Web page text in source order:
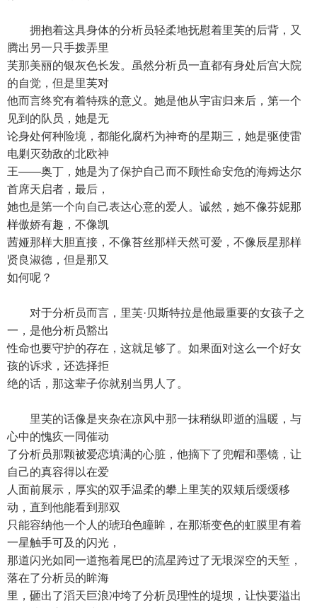
拥抱着这具身体的分析员轻柔地抚慰着里芙的后背，又
腾出另一只手拨弄里
芙那美丽的银灰色长发。虽然分析员一直都有身处后宫大院
的自觉，但是里芙对
他而言终究有着特殊的意义。她是他从宇宙归来后，第一个
见到的队员，她是无
论身处何种险境，都能化腐朽为神奇的星期三，她是驱使雷
电剿灭劲敌的北欧神
王——奥丁，她是为了保护自己而不顾性命安危的海姆达尔
首席天启者，最后，
她也是第一个向自己表达心意的爱人。诚然，她不像芬妮那
样傲娇有趣，不像凯
茜娅那样大胆直接，不像苔丝那样天然可爱，不像辰星那样
贤良淑德，但是那又
如何呢？
对于分析员而言，里芙·贝斯特拉是他最重要的女孩子之
一，是他分析员豁出
性命也要守护的存在，这就足够了。如果面对这么一个好女
孩的诉求，还选择拒
绝的话，那这辈子你就别当男人了。
里芙的话像是夹杂在凉风中那一抹稍纵即逝的温暖，与
心中的愧疚一同催动
了分析员那颗被爱恋填满的心脏，他摘下了兜帽和墨镜，让
自己的真容得以在爱
人面前展示，厚实的双手温柔的攀上里芙的双颊后缓缓移
动，直到他能看到那双
只能容纳他一个人的琥珀色瞳眸，在那渐变色的虹膜里有着
一星触手可及的闪光，
那道闪光如同一道拖着尾巴的流星跨过了无垠深空的天堑，
落在了分析员的眸海
里，砸出了滔天巨浪冲垮了分析员理性的堤坝，让快要溢出